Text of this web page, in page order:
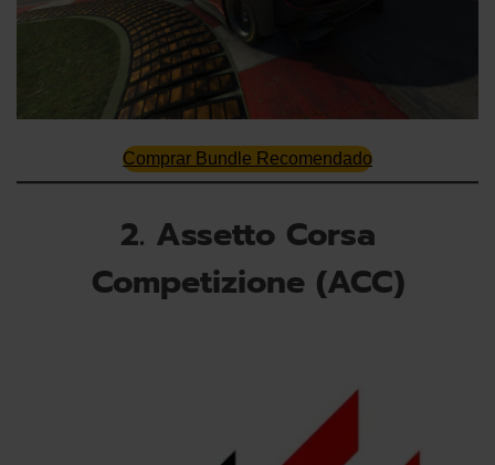
Comprar Bundle Recomendado
2. Assetto Corsa
Competizione (ACC)